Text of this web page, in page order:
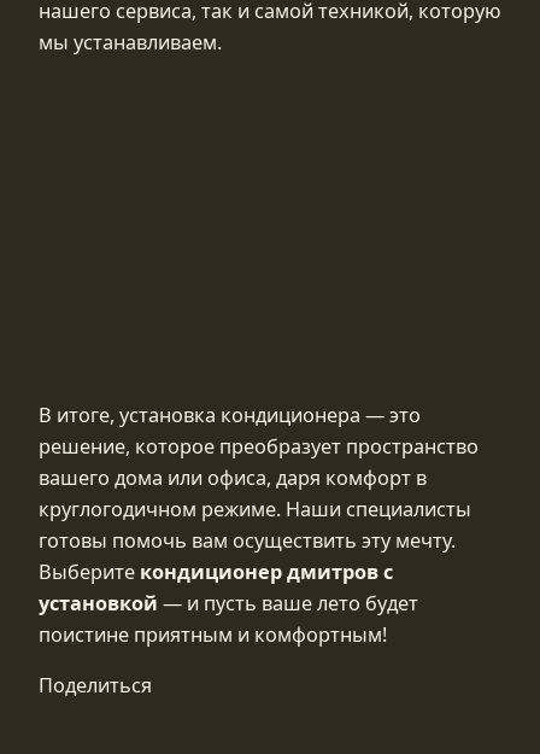
нашего сервиса, так и самой техникой, которую
мы устанавливаем.
В итоге, установка кондиционера — это
решение, которое преобразует пространство
вашего дома или офиса, даря комфорт в
круглогодичном режиме. Наши специалисты
готовы помочь вам осуществить эту мечту.
Выберите кондиционер дмитров с
установкой — и пусть ваше лето будет
поистине приятным и комфортным!
Поделиться